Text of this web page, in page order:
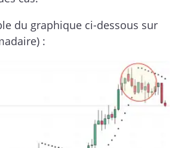
du graphique ci-dessous sur
: